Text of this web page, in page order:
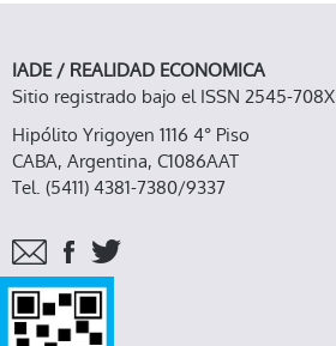
IADE / REALIDAD ECONOMICA
Sitio registrado bajo el ISSN 2545-708X
Hipólito Yrigoyen 1116 4° Piso
CABA, Argentina, C1086AAT
Tel. (5411) 4381-7380/9337